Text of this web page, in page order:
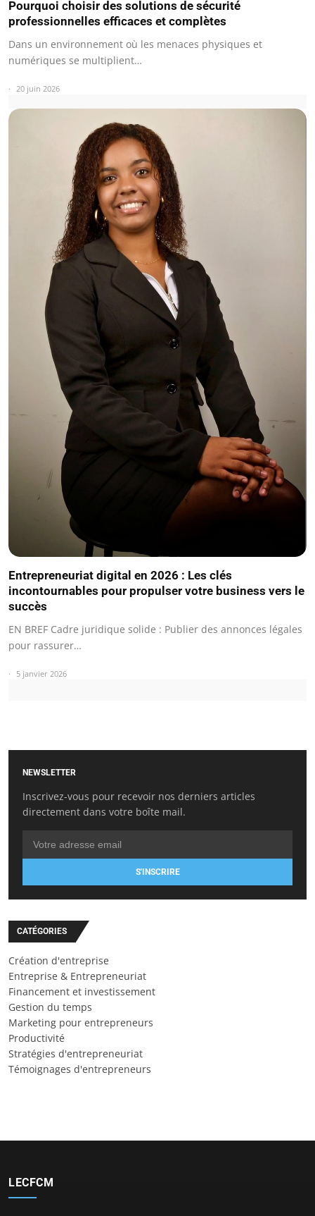
Pourquoi choisir des solutions de sécurité
professionnelles efficaces et complètes
Dans un environnement où les menaces physiques et
numériques se multiplient…
20 juin 2026
Entrepreneuriat digital en 2026 : Les clés
incontournables pour propulser votre business vers le
succès
EN BREF Cadre juridique solide : Publier des annonces légales
pour rassurer…
5 janvier 2026
NEWSLETTER
Inscrivez-vous pour recevoir nos derniers articles
directement dans votre boîte mail.
S'INSCRIRE
CATÉGORIES
Création d'entreprise
Entreprise & Entrepreneuriat
Financement et investissement
Gestion du temps
Marketing pour entrepreneurs
Productivité
Stratégies d'entrepreneuriat
Témoignages d'entrepreneurs
LECFCM